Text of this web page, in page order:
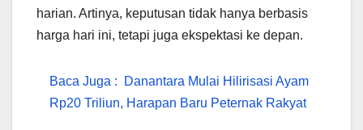
harian. Artinya, keputusan tidak hanya berbasis
harga hari ini, tetapi juga ekspektasi ke depan.
Baca Juga :
Danantara Mulai Hilirisasi Ayam
Rp20 Triliun, Harapan Baru Peternak Rakyat